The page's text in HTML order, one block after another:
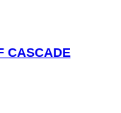
CASCADE